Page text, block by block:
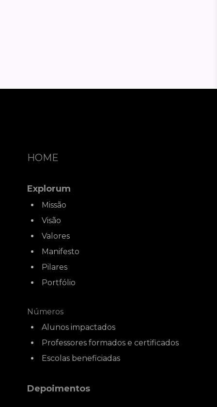
HOME
Explorum
Missão
Visão
Valores
Manifesto
Pilares
Portfólio
Números
Alunos impactados
Professores formados e certificados
Escolas beneficiadas
Depoimentos